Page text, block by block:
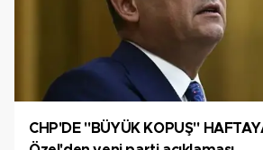
CHP'DE "BÜYÜK KOPUŞ"